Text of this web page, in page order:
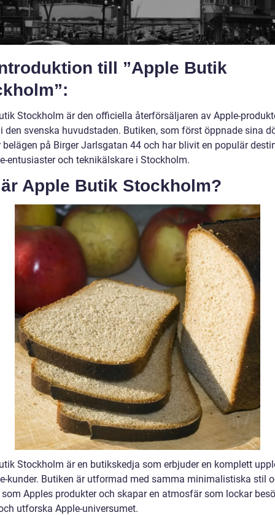
till ”Apple Butik
Stockholm är den officiella återförsäljaren av Apple-
den svenska huvudstaden. Butiken, som först öppnade sina
belägen på Birger Jarlsgatan 44 och har blivit en populär
entusiaster och teknikälskare i Stockholm.
Apple Butik Stockholm?
Stockholm är en butikskedja som erbjuder en komplett
kunder. Butiken är utformad med samma minimalistiska stil
Apples produkter och skapar en atmosfär som lockar
utforska Apple-universumet.